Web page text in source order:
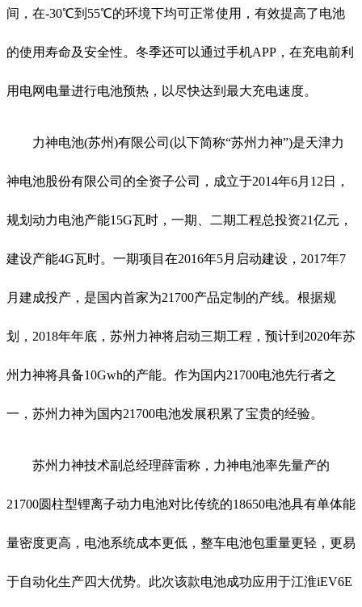
间，在-30℃到55℃的环境下均可正常使用，有效提高了电池
的使用寿命及安全性。冬季还可以通过手机APP，在充电前利
用电网电量进行电池预热，以尽快达到最大充电速度。
力神电池(苏州)有限公司(以下简称“苏州力神”)是天津力
神电池股份有限公司的全资子公司，成立于2014年6月12日，
规划动力电池产能15G瓦时，一期、二期工程总投资21亿元，
建设产能4G瓦时。一期项目在2016年5月启动建设，2017年7
月建成投产，是国内首家为21700产品定制的产线。根据规
划，2018年年底，苏州力神将启动三期工程，预计到2020年苏
州力神将具备10Gwh的产能。作为国内21700电池先行者之
一，苏州力神为国内21700电池发展积累了宝贵的经验。
苏州力神技术副总经理薛雷称，力神电池率先量产的
21700圆柱型锂离子动力电池对比传统的18650电池具有单体能
量密度更高，电池系统成本更低，整车电池包重量更轻，更易
于自动化生产四大优势。此次该款电池成功应用于江淮iEV6E